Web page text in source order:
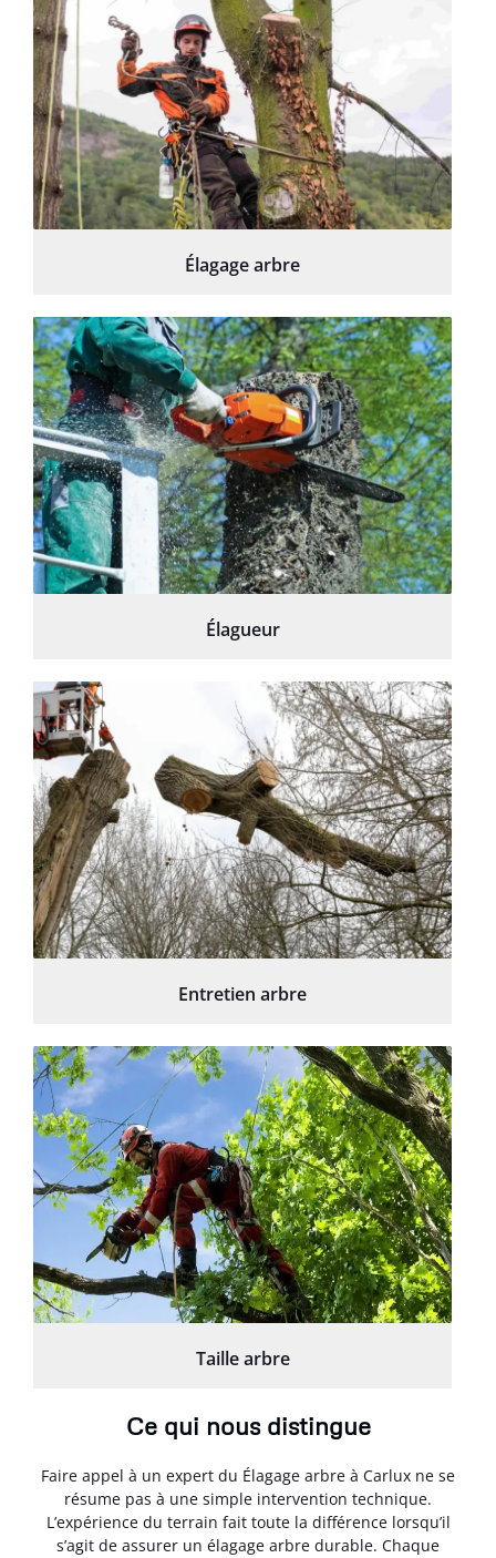
Élagage arbre
Élagueur
Entretien arbre
Taille arbre
Ce qui nous distingue
Faire appel à un expert du Élagage arbre à Carlux ne se
résume pas à une simple intervention technique.
L’expérience du terrain fait toute la différence lorsqu’il
s’agit de assurer un élagage arbre durable. Chaque